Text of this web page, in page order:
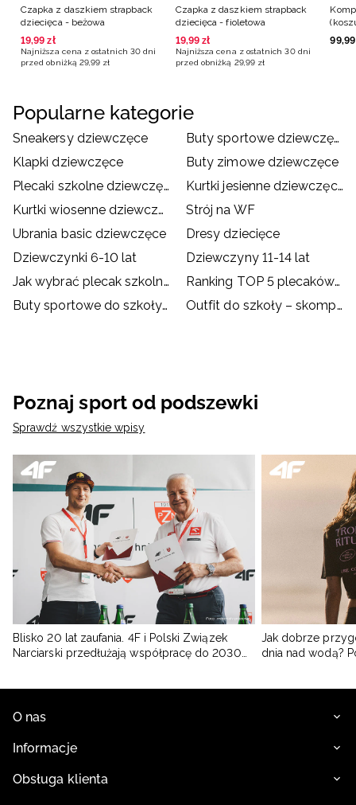
Czapka z daszkiem strapback
dziecięca - beżowa
19,99 zł
Najniższa cena z ostatnich 30 dni
przed obniżką 29,99 zł
Czapka z daszkiem strapback
dziecięca - fioletowa
19,99 zł
Najniższa cena z ostatnich 30 dni
przed obniżką 29,99 zł
99,99
Popularne kategorie
Sneakersy dziewczęce
Buty sportowe dziewczęce
Klapki dziewczęce
Buty zimowe dziewczęce
Plecaki szkolne dziewczęce
Kurtki jesienne dziewczęce
Kurtki wiosenne dziewczęce
Strój na WF
Ubrania basic dziewczęce
Dresy dziecięce
Dziewczynki 6-10 lat
Dziewczyny 11-14 lat
Jak wybrać plecak szkolny?
Ranking TOP 5 plecaków szkolnych
Buty sportowe do szkoły – dylemat rodziców i dzieci
Outfit do szkoły – skompletuj go z ubraniami i akcesoriami
Poznaj sport od podszewki
Sprawdź wszystkie wpisy
Blisko 20 lat zaufania. 4F i Polski Związek
Narciarski przedłużają współpracę do 2030
Jak dobrze
dnia nad wodą?
O nas
Informacje
Obsługa klienta